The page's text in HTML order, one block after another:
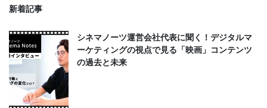
新着記事
シネマノーツ運営会社代表に聞く！デジタルマ
ーケティングの視点で見る「映画」コンテンツ
の過去と未来